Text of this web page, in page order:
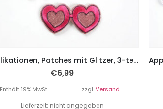
Applikationen, Patches mit Glitzer, 3-teiliges Set “Einhörner und Herzen”
€6,99
Enthält 19% MwSt. zzgl.Versand
Lieferzeit: nicht angegeben